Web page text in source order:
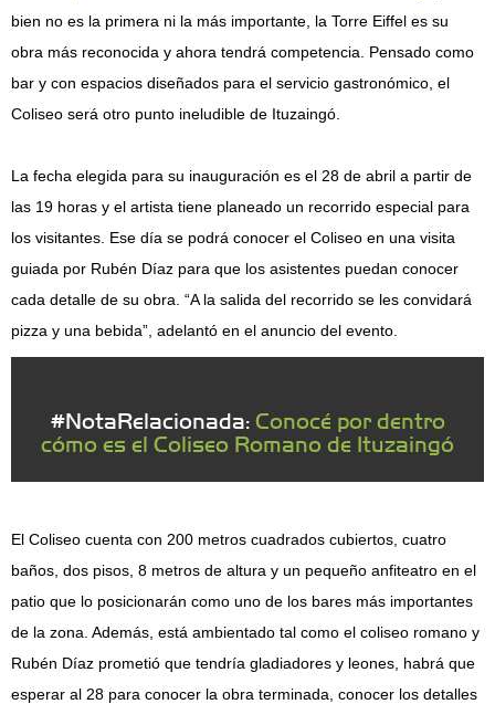
bien no es la primera ni la más importante, la Torre Eiffel es su
obra más reconocida y ahora tendrá competencia. Pensado como
bar y con espacios diseñados para el servicio gastronómico, el
Coliseo será otro punto ineludible de Ituzaingó.
La fecha elegida para su inauguración es el 28 de abril a partir de
las 19 horas y el artista tiene planeado un recorrido especial para
los visitantes. Ese día se podrá conocer el Coliseo en una visita
guiada por Rubén Díaz para que los asistentes puedan conocer
cada detalle de su obra. “A la salida del recorrido se les convidará
pizza y una bebida”, adelantó en el anuncio del evento.
#NotaRelacionada: Conocé por dentro
cómo es el Coliseo Romano de Ituzaingó
El Coliseo cuenta con 200 metros cuadrados cubiertos, cuatro
baños, dos pisos, 8 metros de altura y un pequeño anfiteatro en el
patio que lo posicionarán como uno de los bares más importantes
de la zona. Además, está ambientado tal como el coliseo romano y
Rubén Díaz prometió que tendría gladiadores y leones, habrá que
esperar al 28 para conocer la obra terminada, conocer los detalles